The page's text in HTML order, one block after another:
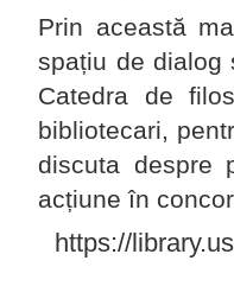
Prin această
spațiu de dialog
Catedra de
bibliotecari,
discuta despre
acțiune în
https://